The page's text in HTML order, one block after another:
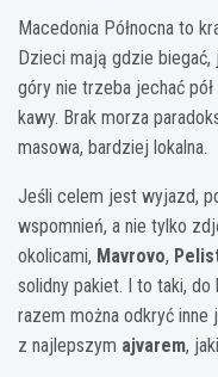
Macedonia Północna to
Dzieci mają gdzie
góry nie trzeba jechać
kawy. Brak morza
masowa, bardziej lokalna.
Jeśli celem jest wyjazd,
wspomnień, a nie tylko
okolicami, Mavrovo,
solidny pakiet. I to taki,
razem można odkryć inne
z najlepszym ajvarem,